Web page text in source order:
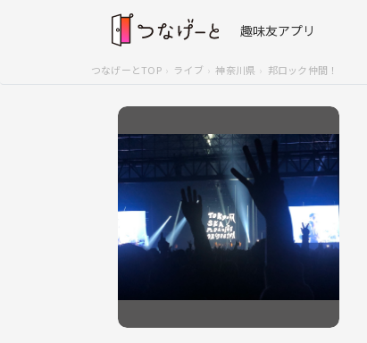
趣味友アプリ
つなげーとTOP ライブ 神奈川県 邦ロック仲間！